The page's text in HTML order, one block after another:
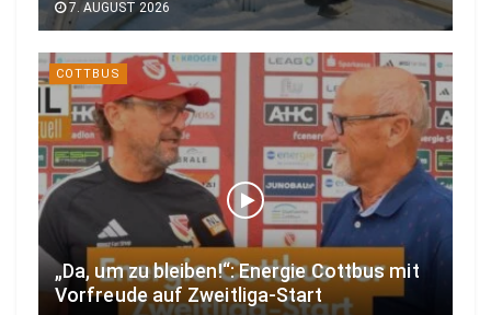
7. AUGUST 2026
COTTBUS
„Da, um zu bleiben!“: Energie Cottbus mit
Vorfreude auf Zweitliga-Start